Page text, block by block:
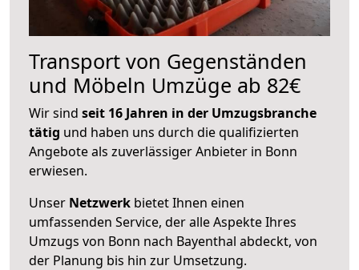
Transport von Gegenständen
und Möbeln Umzüge ab 82€
Wir sind seit 16 Jahren in der Umzugsbranche
tätig und haben uns durch die qualifizierten
Angebote als zuverlässiger Anbieter in Bonn
erwiesen.
Unser Netzwerk bietet Ihnen einen
umfassenden Service, der alle Aspekte Ihres
Umzugs von Bonn nach Bayenthal abdeckt, von
der Planung bis hin zur Umsetzung.